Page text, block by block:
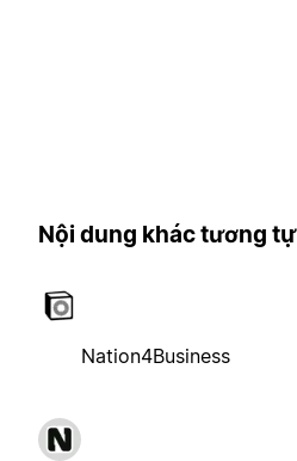
Nội dung khác tương tự
Nation4Business